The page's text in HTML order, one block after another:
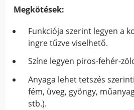
Megkötések:
Funkciója szerint legyen a
ingre tűzve viselhető.
Színe legyen piros-fehér-
Anyaga lehet tetszés
fém, üveg, gyöngy,
stb.).